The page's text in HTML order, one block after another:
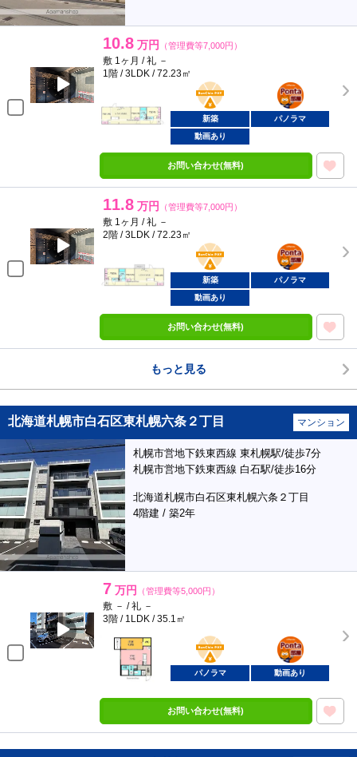
10.8 万円 （管理費等7,000円）
敷 1ヶ月 / 礼 －
1階 / 3LDK / 72.23㎡
BunChinPAY
ポンタ
部屋
新築
パノラマ
動画あり
お問い合わせ(無料)
11.8 万円 （管理費等7,000円）
敷 1ヶ月 / 礼 －
2階 / 3LDK / 72.23㎡
BunChinPAY
ポンタ
部屋
新築
パノラマ
動画あり
お問い合わせ(無料)
もっと見る
北海道札幌市白石区東札幌六条２丁目 マンション
札幌市営地下鉄東西線 東札幌駅/徒歩7分
札幌市営地下鉄東西線 白石駅/徒歩16分
北海道札幌市白石区東札幌六条２丁目
4階建 / 築2年
7 万円 （管理費等5,000円）
敷 － / 礼 －
3階 / 1LDK / 35.1㎡
BunChinPAY
ポンタ
部屋
パノラマ 動画あり
お問い合わせ(無料)